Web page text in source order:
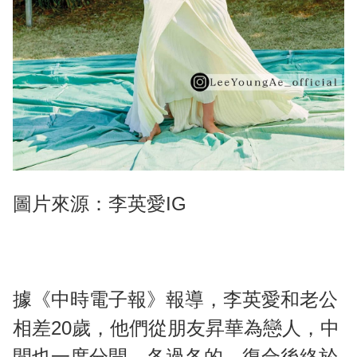
圖片來源：李英愛IG
據《中時電子報》報導，李英愛和老公
相差20歲，他們從朋友昇華為戀人，中